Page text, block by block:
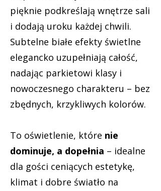
pięknie podkreślają wnętrze sali
i dodają uroku każdej chwili.
Subtelne białe efekty świetlne
elegancko uzupełniają całość,
nadając parkietowi klasy i
nowoczesnego charakteru – bez
zbędnych, krzykliwych kolorów.
To oświetlenie, które nie
dominuje, a dopełnia – idealne
dla gości ceniących estetykę,
klimat i dobre światło na